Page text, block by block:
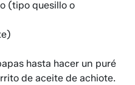
(tipo quesillo o
hasta hacer un puré
de aceite de achiote.